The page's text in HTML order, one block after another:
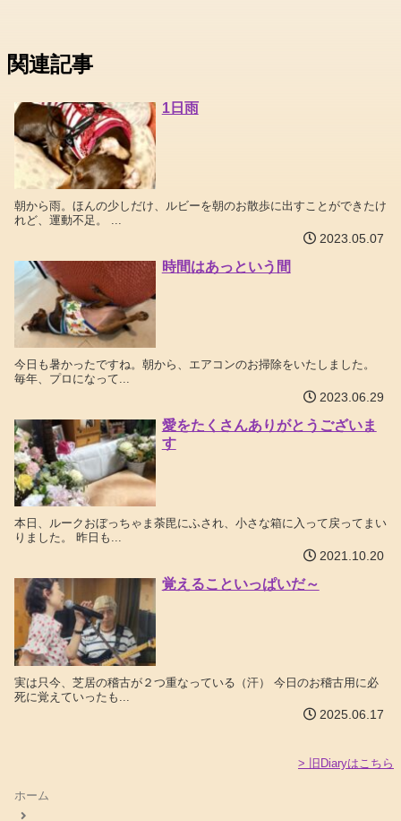
関連記事
1日雨
朝から雨。ほんの少しだけ、ルビーを朝のお散歩に出すことができたけ
れど、運動不足。 ...
2023.05.07
時間はあっという間
今日も暑かったですね。朝から、エアコンのお掃除をいたしました。
毎年、プロになって...
2023.06.29
愛をたくさんありがとうございま
す
本日、ルークおぼっちゃま荼毘にふされ、小さな箱に入って戻ってまい
りました。 昨日も...
2021.10.20
覚えることいっぱいだ～
実は只今、芝居の稽古が２つ重なっている（汗） 今日のお稽古用に必
死に覚えていったも...
2025.06.17
> 旧Diaryはこちら
ホーム